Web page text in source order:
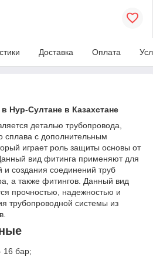
Доставка Оплата
Нур-Султане в Казахстане
деталью трубопровода,
сплава с дополнительным
играет роль защиты основы от
вид фитинга применяют для
и создания соединений труб
а также фитингов. Данный вид
прочностью, надежностью и
трубопроводной системы из
16 бар;